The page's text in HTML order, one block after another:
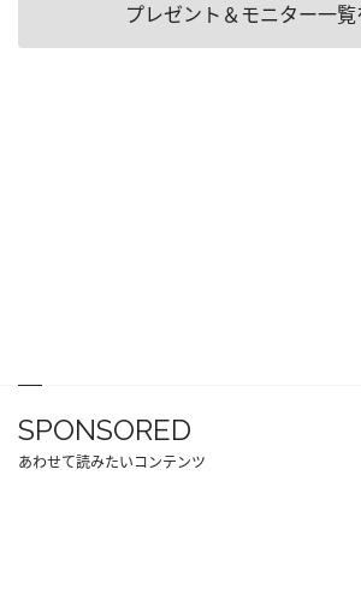
プレゼント＆モニター一覧
SPONSORED
あわせて読みたいコンテンツ